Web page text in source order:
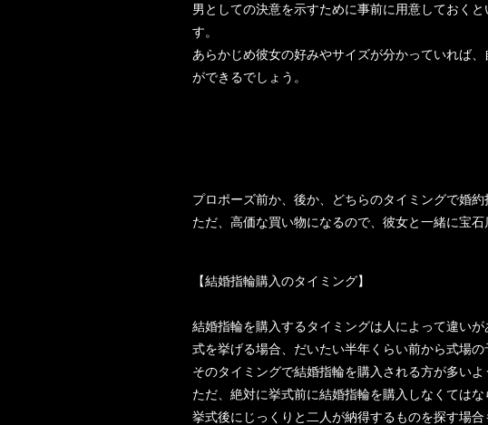
男としての決意を示すために事前に用意しておく
す。
あらかじめ彼女の好みやサイズが分かっていれば
ができるでしょう。
プロポーズ前か、後か、どちらのタイミングで婚約
ただ、高価な買い物になるので、彼女と一緒に宝
【結婚指輪購入のタイミング】
結婚指輪を購入するタイミングは人によって違い
式を挙げる場合、だいたい半年くらい前から式場
そのタイミングで結婚指輪を購入される方が多いよ
ただ、絶対に挙式前に結婚指輪を購入しなくてはな
挙式後にじっくりと二人が納得するものを探す場